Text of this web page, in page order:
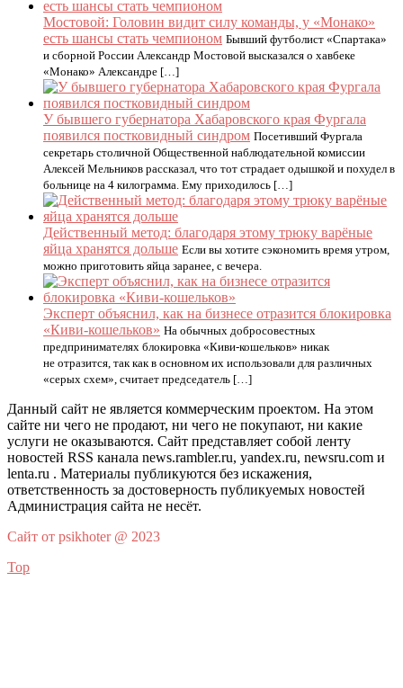
Мостовой: Головин видит силу команды, у «Монако»
есть шансы стать чемпионом Бывший футболист «Спартака»
и сборной России Александр Мостовой высказался о хавбеке
«Монако» Александре […]
У бывшего губернатора Хабаровского края Фургала
появился постковидный синдром Посетивший Фургала
секретарь столичной Общественной наблюдательной комиссии
Алексей Мельников рассказал, что тот страдает одышкой и похудел в
больнице на 4 килограмма. Ему приходилось […]
Действенный метод: благодаря этому трюку варёные
яйца хранятся дольше Если вы хотите сэкономить время утром,
можно приготовить яйца заранее, с вечера.
Эксперт объяснил, как на бизнесе отразится блокировка
«Киви-кошельков» На обычных добросовестных
предпринимателях блокировка «Киви-кошельков» никак
не отразится, так как в основном их использовали для различных
«серых схем», считает председатель […]
Данный сайт не является коммерческим проектом. На этом
сайте ни чего не продают, ни чего не покупают, ни какие
услуги не оказываются. Сайт представляет собой ленту
новостей RSS канала news.rambler.ru, yandex.ru, newsru.com и
lenta.ru . Материалы публикуются без искажения,
ответственность за достоверность публикуемых новостей
Администрация сайта не несёт.
Сайт от psikhoter @ 2023
Top